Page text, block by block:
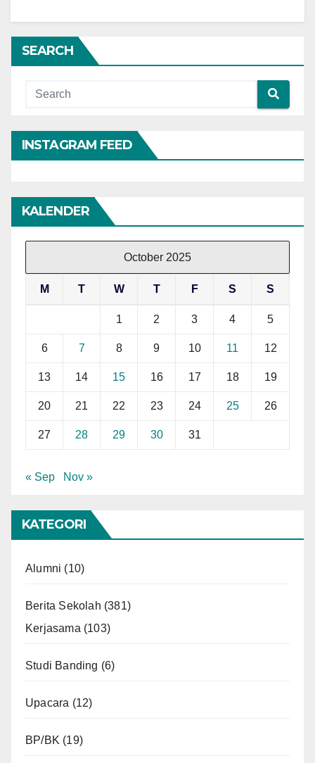
SEARCH
INSTAGRAM FEED
KALENDER
October 2025
M T W T F S S
1 2 3 4 5
6 7 8 9 10 11 12
13 14 15 16 17 18 19
20 21 22 23 24 25 26
27 28 29 30 31
« Sep Nov »
KATEGORI
Alumni (10)
Berita Sekolah (381)
Kerjasama (103)
Studi Banding (6)
Upacara (12)
BP/BK (19)